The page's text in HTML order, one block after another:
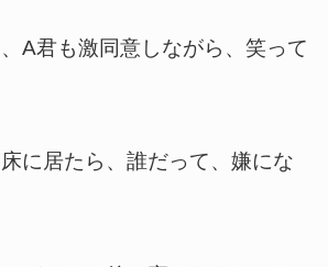
A君も激同意しながら、笑って
床に居たら、誰だって、嫌にな